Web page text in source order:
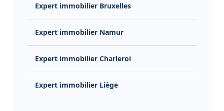
Expert immobilier Bruxelles
Expert immobilier Namur
Expert immobilier Charleroi
Expert immobilier Liège